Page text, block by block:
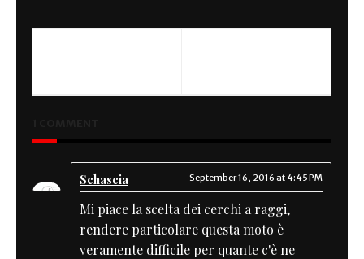
Schascia September 16, 2016 at 4:45 PM
Mi piace la scelta dei cerchi a raggi,
rendere particolare questa moto è
veramente difficile per quante c'è ne